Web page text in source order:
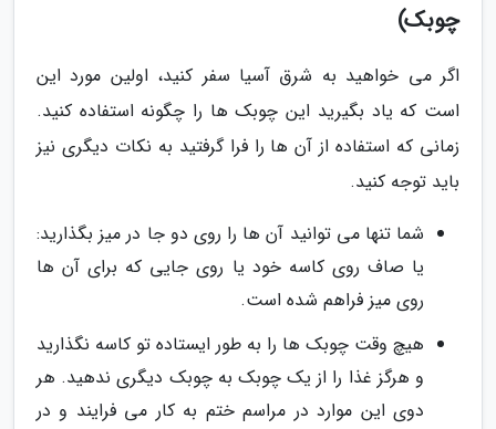
چوبک)
اگر می خواهید به شرق آسیا سفر کنید، اولین مورد این
است که یاد بگیرید این چوبک ها را چگونه استفاده کنید.
زمانی که استفاده از آن ها را فرا گرفتید به نکات دیگری نیز
باید توجه کنید.
شما تنها می توانید آن ها را روی دو جا در میز بگذارید:
یا صاف روی کاسه خود یا روی جایی که برای آن ها
روی میز فراهم شده است.
هیچ وقت چوبک ها را به طور ایستاده تو کاسه نگذارید
و هرگز غذا را از یک چوبک به چوبک دیگری ندهید. هر
دوی این موارد در مراسم ختم به کار می فرایند و در